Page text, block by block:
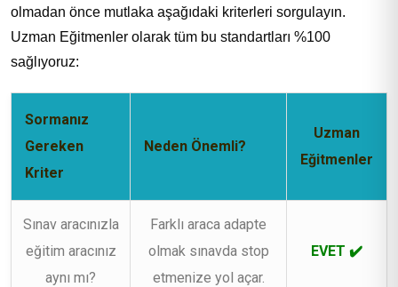
olmadan önce mutlaka aşağıdaki kriterleri sorgulayın.
Uzman Eğitmenler olarak tüm bu standartları %100
sağlıyoruz:
Sormanız
Gereken
Kriter
Neden Önemli?
Uzman
Eğitmenler
Sınav aracınızla
eğitim aracınız
aynı mı?
Farklı araca adapte
olmak sınavda stop
etmenize yol açar.
EVET ✔️